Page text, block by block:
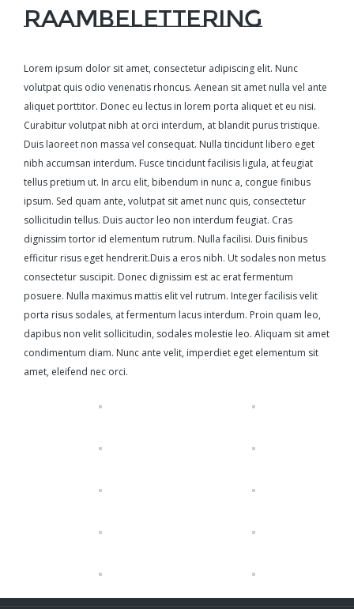
Raambelettering
Lorem ipsum dolor sit amet, consectetur adipiscing elit. Nunc
volutpat quis odio venenatis rhoncus. Aenean sit amet nulla vel ante
aliquet porttitor. Donec eu lectus in lorem porta aliquet et eu nisi.
Curabitur volutpat nibh at orci interdum, at blandit purus tristique.
Duis laoreet non massa vel consequat. Nulla tincidunt libero eget
nibh accumsan interdum. Fusce tincidunt facilisis ligula, at feugiat
tellus pretium ut. In arcu elit, bibendum in nunc a, congue finibus
ipsum. Sed quam ante, volutpat sit amet nunc quis, consectetur
sollicitudin tellus. Duis auctor leo non interdum feugiat. Cras
dignissim tortor id elementum rutrum. Nulla facilisi. Duis finibus
efficitur risus eget hendrerit.Duis a eros nibh. Ut sodales non metus
consectetur suscipit. Donec dignissim est ac erat fermentum
posuere. Nulla maximus mattis elit vel rutrum. Integer facilisis velit
porta risus sodales, at fermentum lacus interdum. Proin quam leo,
dapibus non velit sollicitudin, sodales molestie leo. Aliquam sit amet
condimentum diam. Nunc ante velit, imperdiet eget elementum sit
amet, eleifend nec orci.